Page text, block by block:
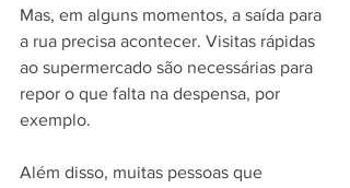
Mas, em alguns momentos, a saída para
a rua precisa acontecer. Visitas rápidas
ao supermercado são necessárias para
repor o que falta na despensa, por
exemplo.
Além disso, muitas pessoas que